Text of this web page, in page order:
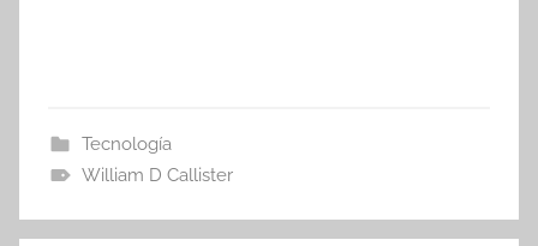
Tecnología
William D Callister